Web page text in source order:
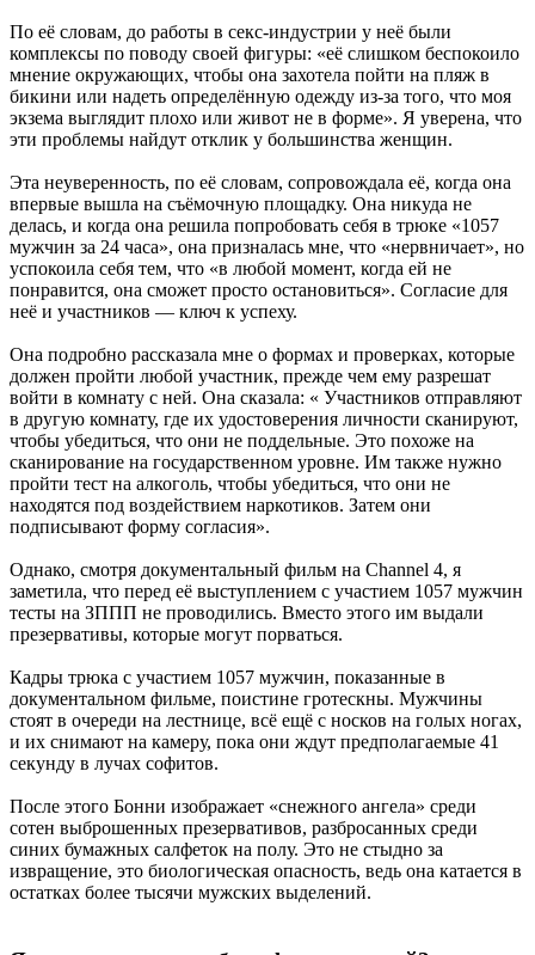
По её словам, до работы в секс-индустрии у неё были
комплексы по поводу своей фигуры: «её слишком беспокоило
мнение окружающих, чтобы она захотела пойти на пляж в
бикини или надеть определённую одежду из-за того, что моя
экзема выглядит плохо или живот не в форме». Я уверена, что
эти проблемы найдут отклик у большинства женщин.
Эта неуверенность, по её словам, сопровождала её, когда она
впервые вышла на съёмочную площадку. Она никуда не
делась, и когда она решила попробовать себя в трюке «1057
мужчин за 24 часа», она призналась мне, что «нервничает», но
успокоила себя тем, что «в любой момент, когда ей не
понравится, она сможет просто остановиться». Согласие для
неё и участников — ключ к успеху.
Она подробно рассказала мне о формах и проверках, которые
должен пройти любой участник, прежде чем ему разрешат
войти в комнату с ней. Она сказала: « Участников отправляют
в другую комнату, где их удостоверения личности сканируют,
чтобы убедиться, что они не поддельные. Это похоже на
сканирование на государственном уровне. Им также нужно
пройти тест на алкоголь, чтобы убедиться, что они не
находятся под воздействием наркотиков. Затем они
подписывают форму согласия».
Однако, смотря документальный фильм на Channel 4, я
заметила, что перед её выступлением с участием 1057 мужчин
тесты на ЗППП не проводились. Вместо этого им выдали
презервативы, которые могут порваться.
Кадры трюка с участием 1057 мужчин, показанные в
документальном фильме, поистине гротескны. Мужчины
стоят в очереди на лестнице, всё ещё с носков на голых ногах,
и их снимают на камеру, пока они ждут предполагаемые 41
секунду в лучах софитов.
После этого Бонни изображает «снежного ангела» среди
сотен выброшенных презервативов, разбросанных среди
синих бумажных салфеток на полу. Это не стыдно за
извращение, это биологическая опасность, ведь она катается в
остатках более тысячи мужских выделений.